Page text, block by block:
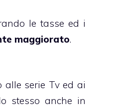
le tasse ed i
maggiorato.
alle serie Tv ed ai
stesso anche in